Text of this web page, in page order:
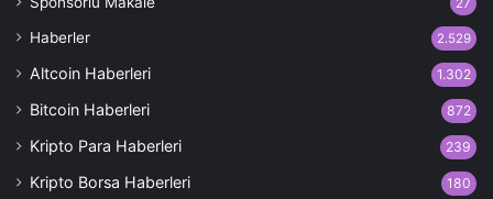
27
Haberler 2.529
Altcoin Haberleri 1.302
Bitcoin Haberleri 872
Kripto Para Haberleri 239
Kripto Borsa Haberleri 180